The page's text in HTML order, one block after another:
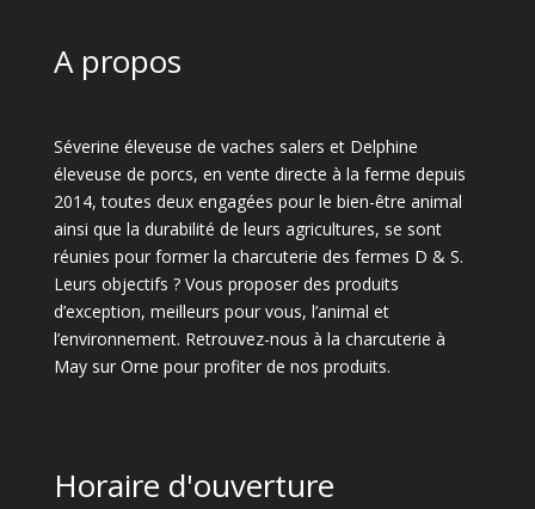
A propos
Séverine éleveuse de vaches salers et Delphine
éleveuse de porcs, en vente directe à la ferme depuis
2014, toutes deux engagées pour le bien-être animal
ainsi que la durabilité de leurs agricultures, se sont
réunies pour former la charcuterie des fermes D & S.
Leurs objectifs ? Vous proposer des produits
d’exception, meilleurs pour vous, l’animal et
l’environnement. Retrouvez-nous à la charcuterie à
May sur Orne pour profiter de nos produits.
Horaire d'ouverture